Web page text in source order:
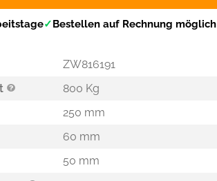
✓ Bestellen auf Rechnung möglich
ZW816191
800 Kg
250 mm
60 mm
50 mm